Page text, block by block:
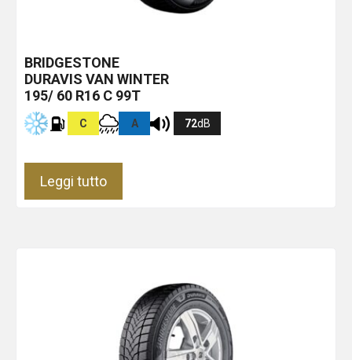
BRIDGESTONE
DURAVIS VAN WINTER
195/ 60 R16 C 99T
C A 72dB
Leggi tutto